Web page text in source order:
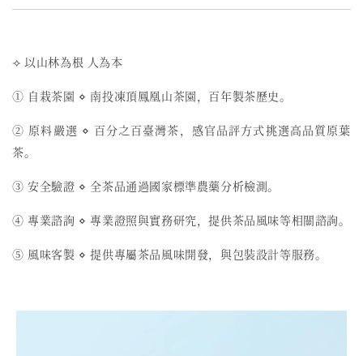
⟢ 以山林為根 人為本
① 自栽茶園 ⋄ 南投凍頂鳳凰山茶園，百年製茶歷史。
② 原料嚴選 ⋄ 百分之百臺灣茶，感官品評方式挑選高品質原葉
茶。
③ 安全驗證 ⋄ 全茶品通過國家標準農藥分析檢測。
④ 專業諮詢 ⋄ 專業證照與實務研究，提供茶品風味等相關諮詢。
⑤ 風味客製 ⋄ 提供專屬茶品風味開發，與包裝設計等服務。